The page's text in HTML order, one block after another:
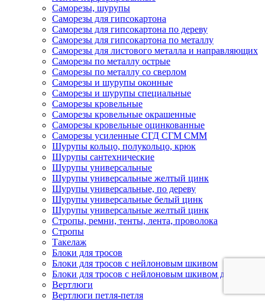
Саморезы, шурупы
Саморезы для гипсокартона
Саморезы для гипсокартона по дереву
Саморезы для гипсокартона по металлу
Саморезы для листового металла и направляющих
Саморезы по металлу острые
Саморезы по металлу со сверлом
Саморезы и шурупы оконные
Саморезы и шурупы специальные
Саморезы кровельные
Саморезы кровельные окрашенные
Саморезы кровельные оцинкованные
Саморезы усиленные СГД СГМ СММ
Шурупы кольцо, полукольцо, крюк
Шурупы сантехнические
Шурупы универсальные
Шурупы универсальные желтый цинк
Шурупы универсальные, по дереву
Шурупы универсальные белый цинк
Шурупы универсальные желтый цинк
Стропы, ремни, тенты, лента, проволока
Стропы
Такелаж
Блоки для тросов
Блоки для тросов с нейлоновым шкивом
Блоки для тросов с нейлоновым шкивом двойные
Вертлюги
Вертлюги петля-петля